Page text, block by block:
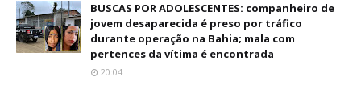
BUSCAS POR ADOLESCENTES: companheiro de
jovem desaparecida é preso por tráfico
durante operação na Bahia; mala com
pertences da vítima é encontrada
20:04